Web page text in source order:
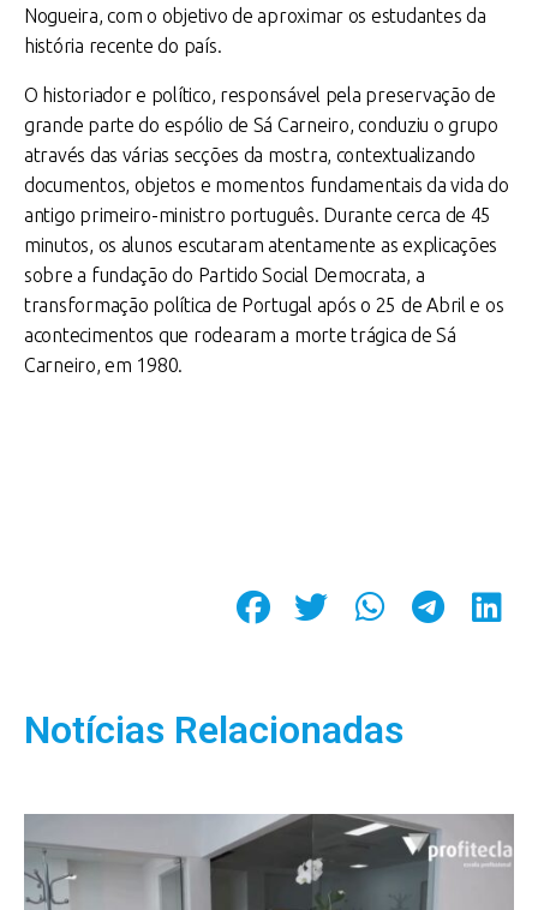
Nogueira, com o objetivo de aproximar os estudantes da
história recente do país.
O historiador e político, responsável pela preservação de
grande parte do espólio de Sá Carneiro, conduziu o grupo
através das várias secções da mostra, contextualizando
documentos, objetos e momentos fundamentais da vida do
antigo primeiro-ministro português. Durante cerca de 45
minutos, os alunos escutaram atentamente as explicações
sobre a fundação do Partido Social Democrata, a
transformação política de Portugal após o 25 de Abril e os
acontecimentos que rodearam a morte trágica de Sá
Carneiro, em 1980.
Notícias Relacionadas